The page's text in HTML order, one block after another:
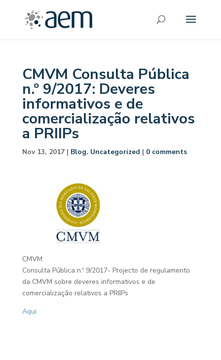
CMVM Consulta Pública
n.º 9/2017: Deveres
informativos e de
comercialização relativos
a PRIIPs
Nov 13, 2017| Blog, Uncategorized | 0 comments
CMVM
Consulta Pública n.º 9/2017- Projecto de regulamento
da CMVM sobre deveres informativos e de
comercialização relativos a PRIIPs
Aqui